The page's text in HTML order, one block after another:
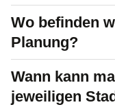
Wo befinden
Planung?
Wann kann
jeweiligen